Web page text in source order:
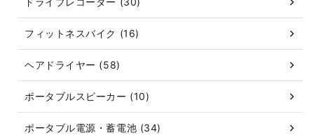
フィットネスバイク (16)
ヘアドライヤー (58)
ポータブルスピーカー (10)
ポータブル電源・蓄電池 (34)